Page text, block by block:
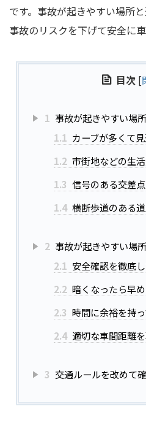
です。事故が起きやすい場所
事故のリスクを下げて安全に
目次 [
1 事故が起きやすい場
1.1 カーブが多くて
1.2 市街地などの生
1.3 信号のある交差点
1.4 横断歩道のある
2 事故が起きやすい場
2.1 安全確認を徹底
2.2 暗くなったら早
2.3 時間に余裕を持
2.4 適切な車間距離
3 交通ルールを改めて